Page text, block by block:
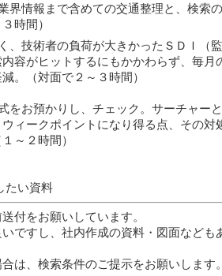
界情報まで含めての交通整理と、検索
時間）
、技術者の負荷が大きかったＳＤＩ（
容がヒットするにもかかわらず、毎月
。（対面で２～３時間）
をお預かりし、チェック。サーチャー
ィークポイントになり得る点、その対
～２時間）
たい資料
付をお願いしています。
ですし、社内作成の資料・図面なども
は、検索条件のご提示をお願いします